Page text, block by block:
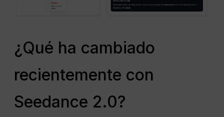
¿Qué ha cambiado
recientemente con
Seedance 2.0?